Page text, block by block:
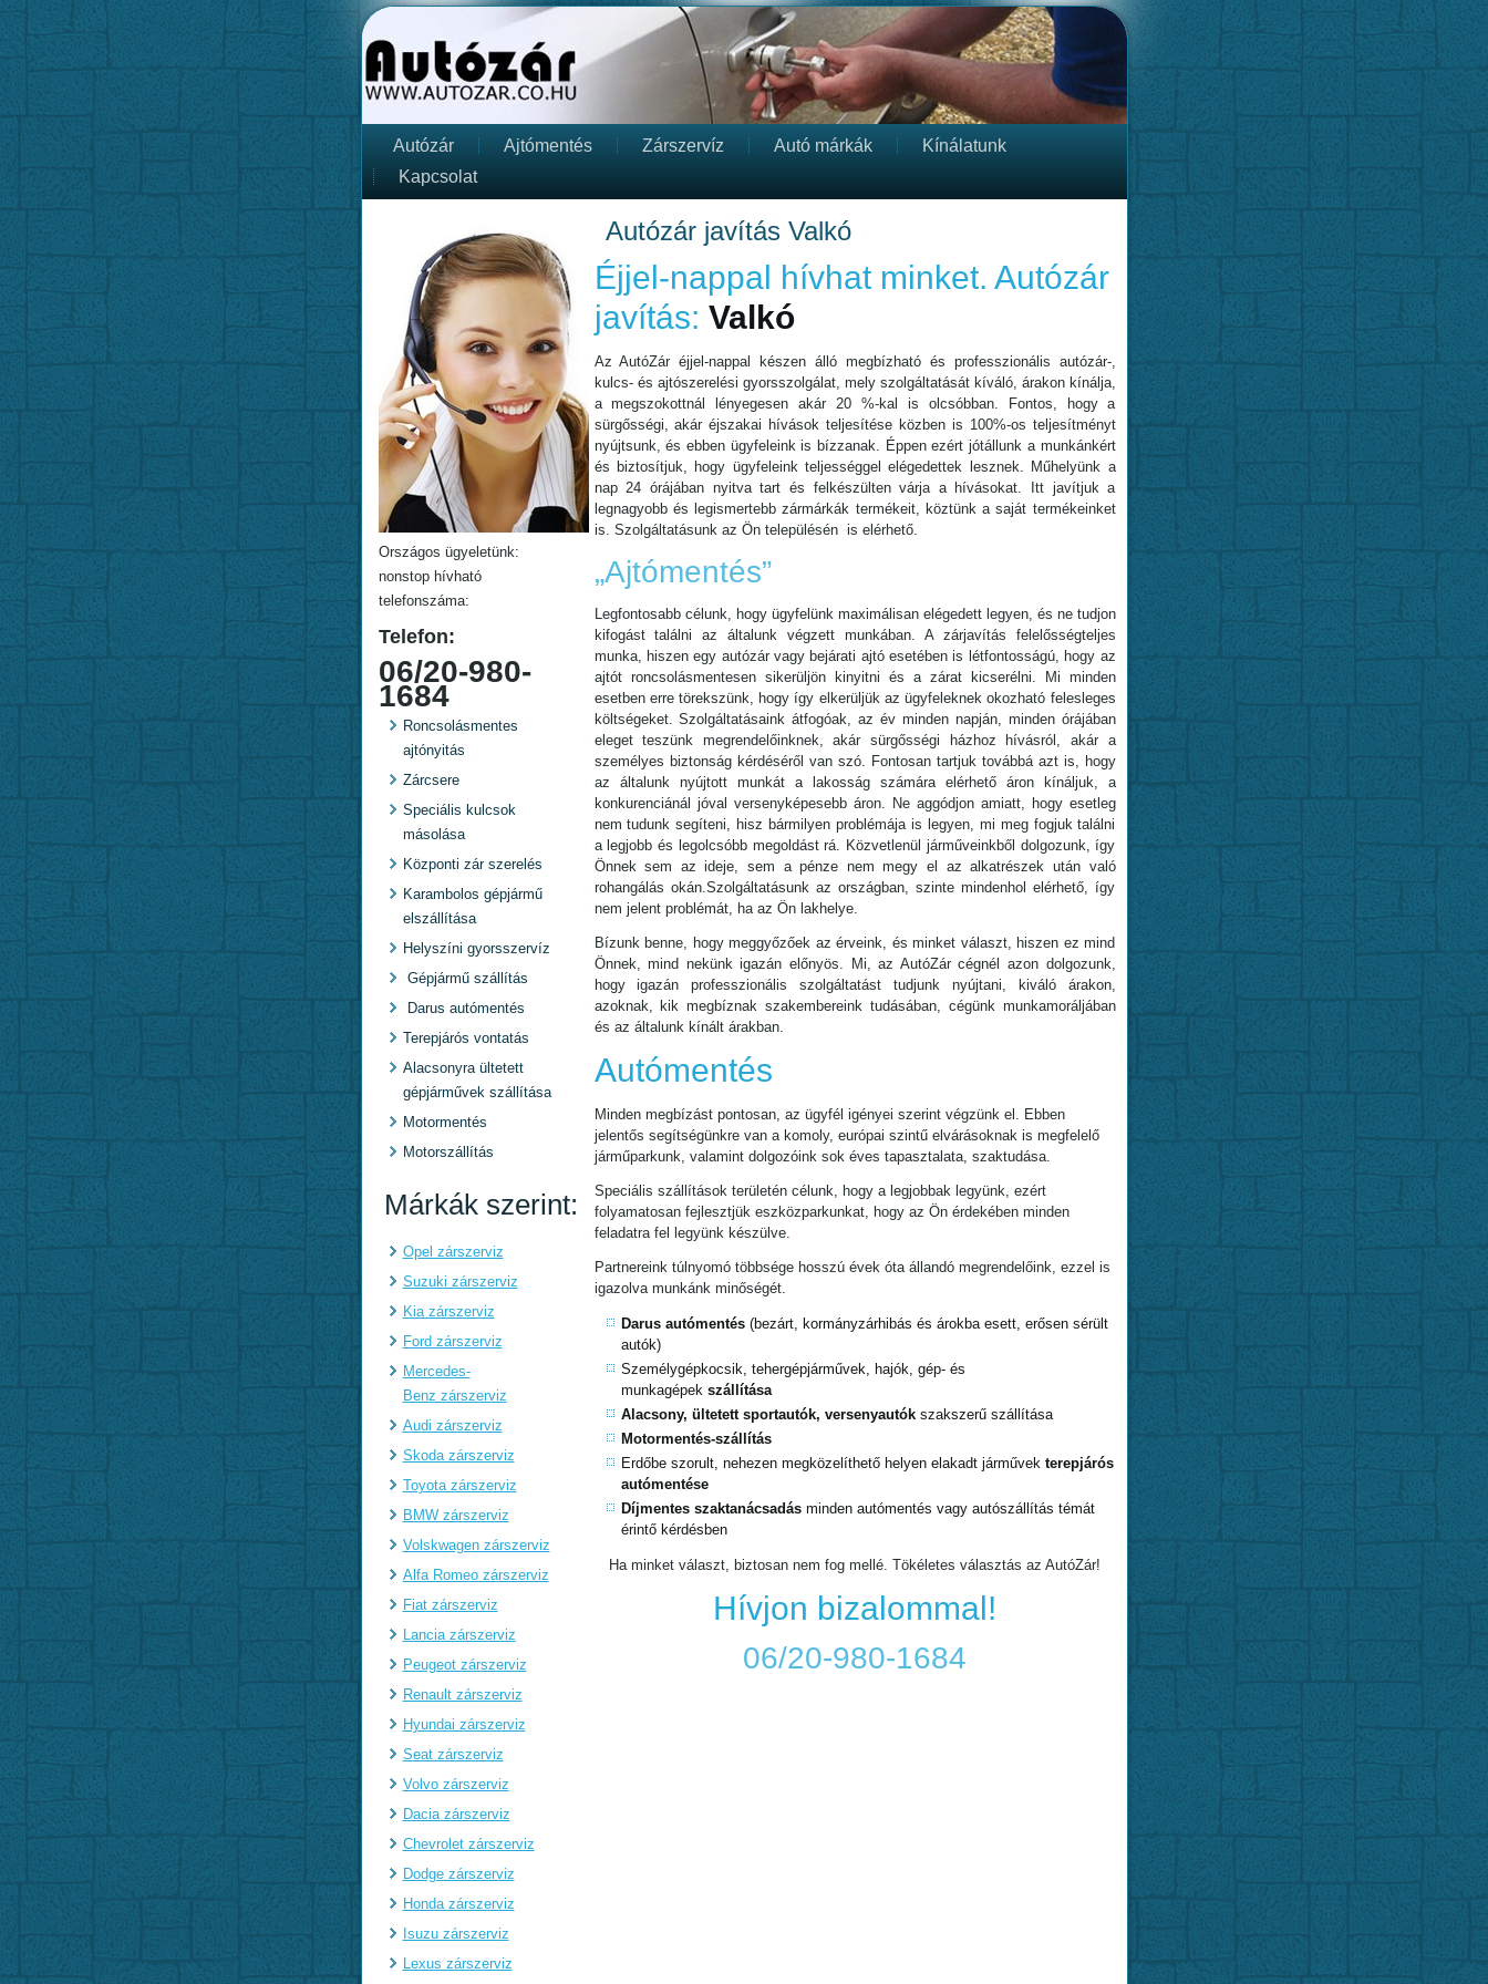
Autózár Ajtómentés Zárszervíz Autó márkák
Kínálatunk
Kapcsolat
Országos ügyeletünk:
nonstop hívható
telefonszáma:
Telefon:
06/20-980-
1684
Roncsolásmentes
ajtónyitás
Zárcsere
Speciális kulcsok
másolása
Központi zár szerelés
Karambolos gépjármű
elszállítása
Helyszíni gyorsszervíz
Gépjármű szállítás
Darus autómentés
Terepjárós vontatás
Alacsonyra ültetett
gépjárművek szállítása
Motormentés
Motorszállítás
Márkák szerint:
Opel zárszerviz
Suzuki zárszerviz
Kia zárszerviz
Ford zárszerviz
Mercedes-
Benz zárszerviz
Audi zárszerviz
Skoda zárszerviz
Toyota zárszerviz
BMW zárszerviz
Volskwagen zárszerviz
Alfa Romeo zárszerviz
Fiat zárszerviz
Lancia zárszerviz
Peugeot zárszerviz
Renault zárszerviz
Hyundai zárszerviz
Seat zárszerviz
Volvo zárszerviz
Dacia zárszerviz
Chevrolet zárszerviz
Dodge zárszerviz
Honda zárszerviz
Isuzu zárszerviz
Lexus zárszerviz
Autózár javítás Valkó
Éjjel-nappal hívhat minket. Autózár
javítás: Valkó
Az AutóZár éjjel-nappal készen álló megbízható és professzionális autózár-,
kulcs- és ajtószerelési gyorsszolgálat, mely szolgáltatását kíváló, árakon kínálja,
a megszokottnál lényegesen akár 20 %-kal is olcsóbban. Fontos, hogy a
sürgősségi, akár éjszakai hívások teljesítése közben is 100%-os teljesítményt
nyújtsunk, és ebben ügyfeleink is bízzanak. Éppen ezért jótállunk a munkánkért
és biztosítjuk, hogy ügyfeleink teljességgel elégedettek lesznek. Műhelyünk a
nap 24 órájában nyitva tart és felkészülten várja a hívásokat. Itt javítjuk a
legnagyobb és legismertebb zármárkák termékeit, köztünk a saját termékeinket
is. Szolgáltatásunk az Ön településén is elérhető.
„Ajtómentés”
Legfontosabb célunk, hogy ügyfelünk maximálisan elégedett legyen, és ne tudjon
kifogást találni az általunk végzett munkában. A zárjavítás felelősségteljes
munka, hiszen egy autózár vagy bejárati ajtó esetében is létfontosságú, hogy az
ajtót roncsolásmentesen sikerüljön kinyitni és a zárat kicserélni. Mi minden
esetben erre törekszünk, hogy így elkerüljük az ügyfeleknek okozható felesleges
költségeket. Szolgáltatásaink átfogóak, az év minden napján, minden órájában
eleget teszünk megrendelőinknek, akár sürgősségi házhoz hívásról, akár a
személyes biztonság kérdéséről van szó. Fontosan tartjuk továbbá azt is, hogy
az általunk nyújtott munkát a lakosság számára elérhető áron kínáljuk, a
konkurenciánál jóval versenyképesebb áron. Ne aggódjon amiatt, hogy esetleg
nem tudunk segíteni, hisz bármilyen problémája is legyen, mi meg fogjuk találni
a legjobb és legolcsóbb megoldást rá. Közvetlenül járműveinkből dolgozunk, így
Önnek sem az ideje, sem a pénze nem megy el az alkatrészek után való
rohangálás okán.Szolgáltatásunk az országban, szinte mindenhol elérhető, így
nem jelent problémát, ha az Ön lakhelye.
Bízunk benne, hogy meggyőzőek az érveink, és minket választ, hiszen ez mind
Önnek, mind nekünk igazán előnyös. Mi, az AutóZár cégnél azon dolgozunk,
hogy igazán professzionális szolgáltatást tudjunk nyújtani, kiváló árakon,
azoknak, kik megbíznak szakembereink tudásában, cégünk munkamoráljában
és az általunk kínált árakban.
Autómentés
Minden megbízást pontosan, az ügyfél igényei szerint végzünk el. Ebben
jelentős segítségünkre van a komoly, európai szintű elvárásoknak is megfelelő
járműparkunk, valamint dolgozóink sok éves tapasztalata, szaktudása.
Speciális szállítások területén célunk, hogy a legjobbak legyünk, ezért
folyamatosan fejlesztjük eszközparkunkat, hogy az Ön érdekében minden
feladatra fel legyünk készülve.
Partnereink túlnyomó többsége hosszú évek óta állandó megrendelőink, ezzel is
igazolva munkánk minőségét.
Darus autómentés (bezárt, kormányzárhibás és árokba esett, erősen sérült
autók)
Személygépkocsik, tehergépjárművek, hajók, gép- és
munkagépek szállítása
Alacsony, ültetett sportautók, versenyautók szakszerű szállítása
Motormentés-szállítás
Erdőbe szorult, nehezen megközelíthető helyen elakadt járművek terepjárós
autómentése
Díjmentes szaktanácsadás minden autómentés vagy autószállítás témát
érintő kérdésben
Ha minket választ, biztosan nem fog mellé. Tökéletes választás az AutóZár!
Hívjon bizalommal!
06/20-980-1684